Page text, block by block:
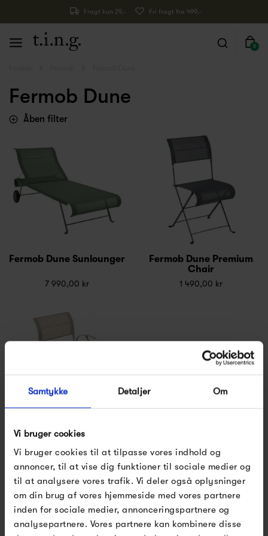
Samtykke Detaljer Om
Vi bruger cookies
Vi bruger cookies til at tilpasse vores indhold og
annoncer, til at vise dig funktioner til sociale medier og
til at analysere vores trafik. Vi deler også oplysninger
om din brug af vores hjemmeside med vores partnere
inden for sociale medier, annonceringspartnere og
analysepartnere. Vores partnere kan kombinere disse
Fragt kun 29,- Fri fragt fra 499,-
0
Fermob Dune
Åben filter
Fermob Dune Sunlounger
7 990,00 kr
Fermob Dune Premium
Chair
1 490,00 kr
Fermob Dune Premium